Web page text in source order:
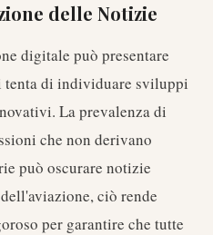
delle Notizie
digitale può presentare
tenta di individuare sviluppi
La prevalenza di
che non derivano
può oscurare notizie
ciò rende
per garantire che tutte